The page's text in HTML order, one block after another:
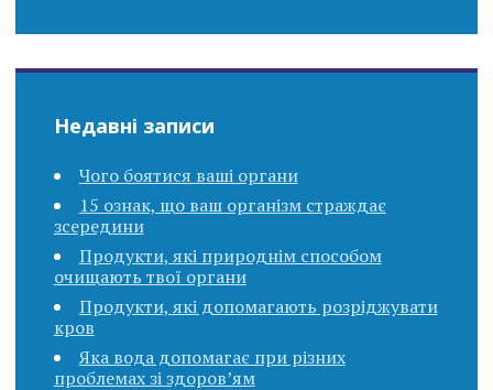
Недавні записи
Чого боятися ваші органи
15 ознак, що ваш організм страждає
зсередини
Продукти, які природнім способом
очищають твої органи
Продукти, які допомагають розріджувати
кров
Яка вода допомагає при різних
проблемах зі здоров’ям